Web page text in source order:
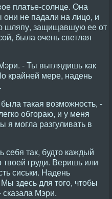
платье-солнце. Она
не падали на лицо, и
шляпу, защищавшую ее от
была очень светлая
- Ты выглядишь как
крайней мере, надень
такая возможность, -
обгораю, и у меня
я могла разгуливать в
так, будто каждый
груди. Веришь или
сиськи. Надень
здесь для того, чтобы
сказала Мэри.